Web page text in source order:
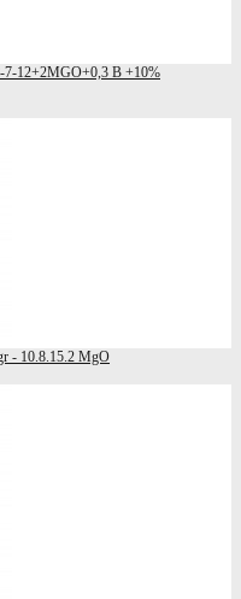
7-12+2MGO+0,3 B +10%
- 10.8.15.2 MgO